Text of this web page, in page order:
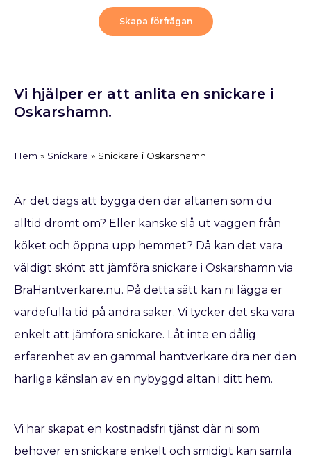
Skapa förfrågan
Vi hjälper er att anlita en snickare i
Oskarshamn.
Hem » Snickare » Snickare i Oskarshamn
Är det dags att bygga den där altanen som du
alltid drömt om? Eller kanske slå ut väggen från
köket och öppna upp hemmet? Då kan det vara
väldigt skönt att jämföra snickare i Oskarshamn via
BraHantverkare.nu. På detta sätt kan ni lägga er
värdefulla tid på andra saker. Vi tycker det ska vara
enkelt att jämföra snickare. Låt inte en dålig
erfarenhet av en gammal hantverkare dra ner den
härliga känslan av en nybyggd altan i ditt hem.
Vi har skapat en kostnadsfri tjänst där ni som
behöver en snickare enkelt och smidigt kan samla